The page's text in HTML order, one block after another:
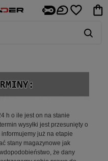
h o ile jest on na stanie
wysyłki jest przesunięty o
już na etapie
stany magazynowe jak
że dany